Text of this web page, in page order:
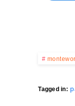
Tagged in: